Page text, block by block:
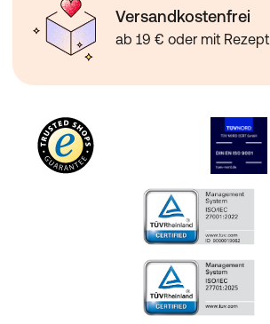
Versandkostenfrei
ab 19 € oder mit Rezept